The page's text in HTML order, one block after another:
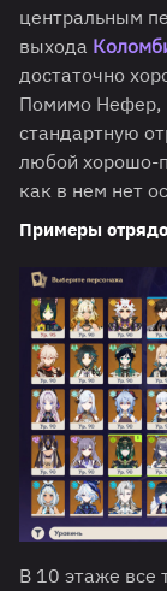
центральным
выхода
достаточно
Помимо Нефер,
стандартную
любой хорошо-
как в нем нет
Примеры
В 10 этаже все